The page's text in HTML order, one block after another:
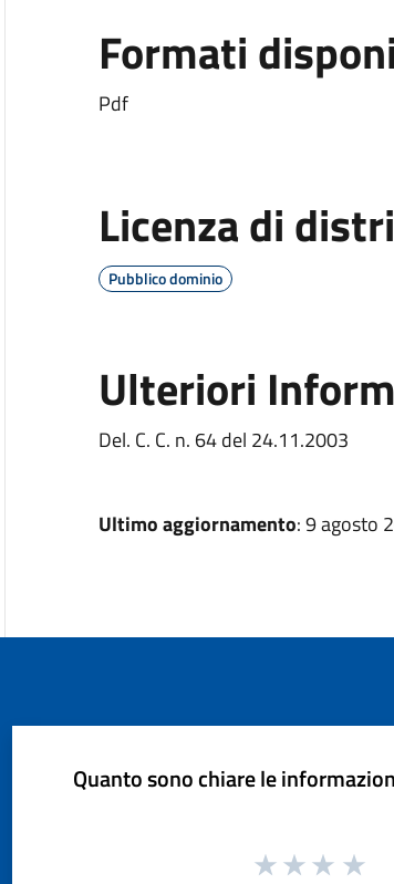
Formati
Pdf
Licenza di
Pubblico dominio
Ulteriori
Del. C. C. n. 64 del 24.11.2003
Ultimo aggiornamento: 9 agosto
Quanto sono chiare le